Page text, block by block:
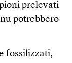
prelevati
potrebbero
fossilizzati,